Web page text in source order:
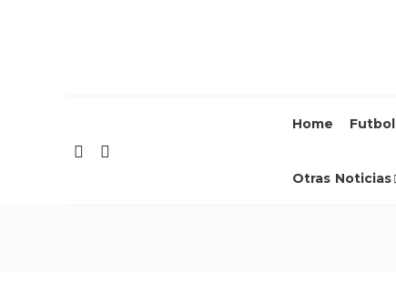
Home Futbol
Otras Noticias